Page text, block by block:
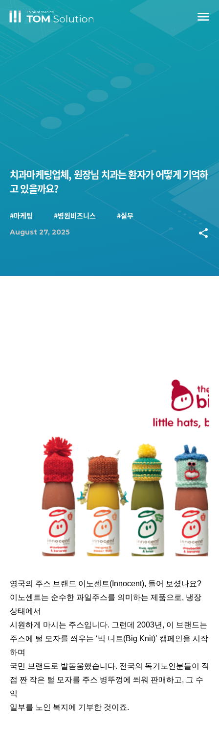
menu
치과마케팅업체, 원장님 치과는 환자가 어떻게 기억하
고 있을까요?
#마케팅 #병원비즈니스 #실무
August 27, 2025 share
영국의 주스 브랜드 이노센트(Innocent), 들어 보셨나요?
이노센트는 순수한 과일주스를 의미하는 제품으로, 냉장
상태에서
시원하게 마시는 주스입니다. 그런데 2003년, 이 브랜드는
주스에 털 모자를 씌우는 ‘빅 니트(Big Knit)’ 캠페인을 시작
하며
국민 브랜드로 발돋움했습니다. 전국의 독거노인분들이 직
접 짠 작은 털 모자를 주스 병뚜껑에 씌워 판매하고, 그 수
익
일부를 노인 복지에 기부한 것이죠.